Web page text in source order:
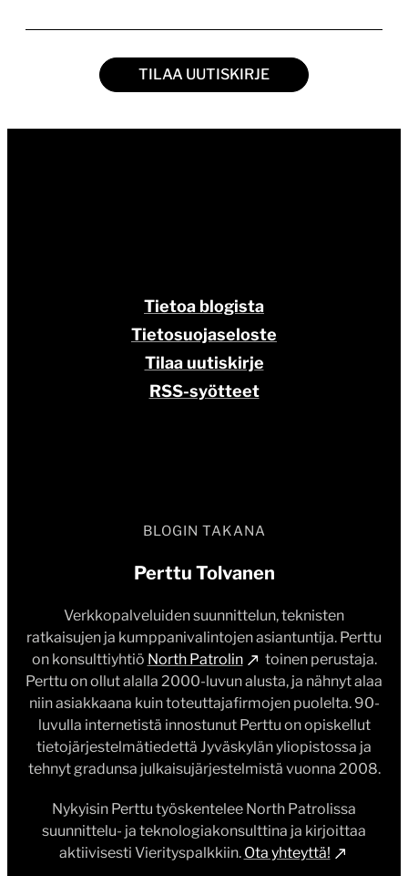
TILAA UUTISKIRJE
BLOGIN TAKANA
Perttu Tolvanen
Verkkopalveluiden suunnittelun, teknisten
ratkaisujen ja kumppanivalintojen asiantuntija. Perttu
on konsulttiyhtiö North Patrolin
toinen perustaja.
Perttu on ollut alalla 2000-luvun alusta, ja nähnyt alaa
niin asiakkaana kuin toteuttajafirmojen puolelta. 90-
luvulla internetistä innostunut Perttu on opiskellut
tietojärjestelmätiedettä Jyväskylän yliopistossa ja
tehnyt gradunsa julkaisujärjestelmistä vuonna 2008.
Nykyisin Perttu työskentelee North Patrolissa
suunnittelu- ja teknologiakonsulttina ja kirjoittaa
aktiivisesti Vierityspalkkiin. Ota yhteyttä!
Tietoa blogista
Tietosuojaseloste
Tilaa uutiskirje
RSS-syötteet